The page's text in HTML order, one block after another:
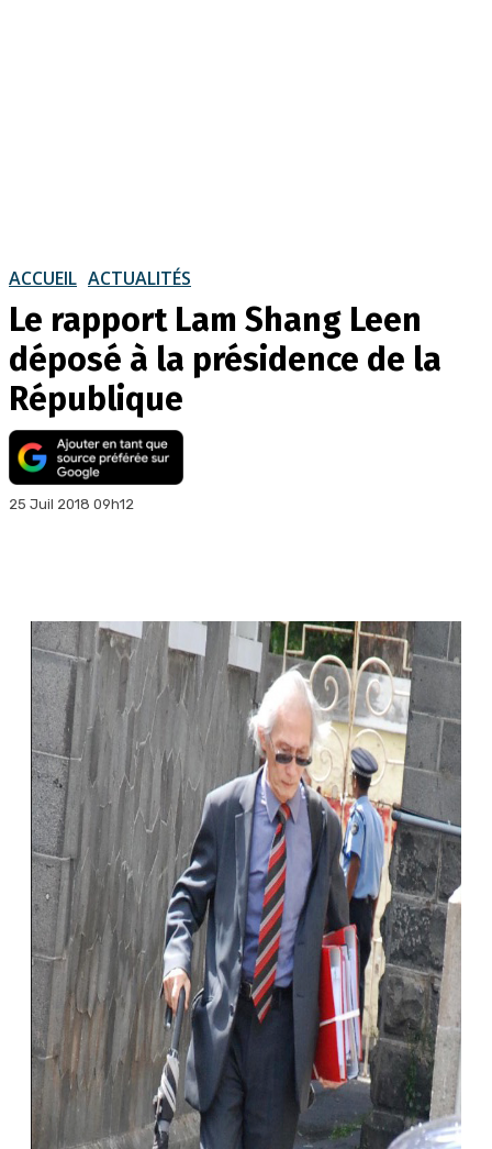
ACCUEIL ACTUALITÉS
Le rapport Lam Shang Leen
déposé à la présidence de la
République
25 Juil 2018 09h12